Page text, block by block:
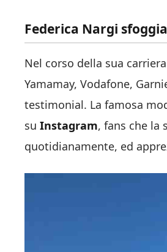
Federica Nargi
Nel corso della sua
Yamamay, Vodafone,
testimonial. La famosa
su Instagram, fans che la
quotidianamente, ed